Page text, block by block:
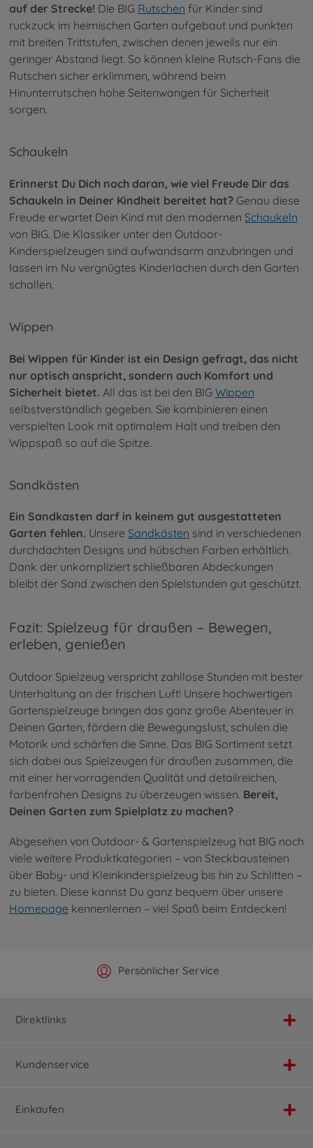
auf der Strecke! Die BIG Rutschen für Kinder sind
ruckzuck im heimischen Garten aufgebaut und punkten
mit breiten Trittstufen, zwischen denen jeweils nur ein
geringer Abstand liegt. So können kleine Rutsch-Fans die
Rutschen sicher erklimmen, während beim
Hinunterrutschen hohe Seitenwangen für Sicherheit
sorgen.
Schaukeln
Erinnerst Du Dich noch daran, wie viel Freude Dir das
Schaukeln in Deiner Kindheit bereitet hat? Genau diese
Freude erwartet Dein Kind mit den modernen Schaukeln
von BIG. Die Klassiker unter den Outdoor-
Kinderspielzeugen sind aufwandsarm anzubringen und
lassen im Nu vergnügtes Kinderlachen durch den Garten
schallen.
Wippen
Bei Wippen für Kinder ist ein Design gefragt, das nicht
nur optisch anspricht, sondern auch Komfort und
Sicherheit bietet. All das ist bei den BIG Wippen
selbstverständlich gegeben. Sie kombinieren einen
verspielten Look mit optimalem Halt und treiben den
Wippspaß so auf die Spitze.
Sandkästen
Ein Sandkasten darf in keinem gut ausgestatteten
Garten fehlen. Unsere Sandkästen sind in verschiedenen
durchdachten Designs und hübschen Farben erhältlich.
Dank der unkompliziert schließbaren Abdeckungen
bleibt der Sand zwischen den Spielstunden gut geschützt.
Fazit: Spielzeug für draußen – Bewegen,
erleben, genießen
Outdoor Spielzeug verspricht zahllose Stunden mit bester
Unterhaltung an der frischen Luft! Unsere hochwertigen
Gartenspielzeuge bringen das ganz große Abenteuer in
Deinen Garten, fördern die Bewegungslust, schulen die
Motorik und schärfen die Sinne. Das BIG Sortiment setzt
sich dabei aus Spielzeugen für draußen zusammen, die
mit einer hervorragenden Qualität und detailreichen,
farbenfrohen Designs zu überzeugen wissen. Bereit,
Deinen Garten zum Spielplatz zu machen?
Abgesehen von Outdoor- & Gartenspielzeug hat BIG noch
viele weitere Produktkategorien – von Steckbausteinen
über Baby- und Kleinkinderspielzeug bis hin zu Schlitten –
zu bieten. Diese kannst Du ganz bequem über unsere
Homepage kennenlernen – viel Spaß beim Entdecken!
Offizieller Hersteller Shop
Persönlicher Service
Versandkostenfrei ab 25€
Schnelle Lieferung
Direktlinks
Kundenservice
Einkaufen